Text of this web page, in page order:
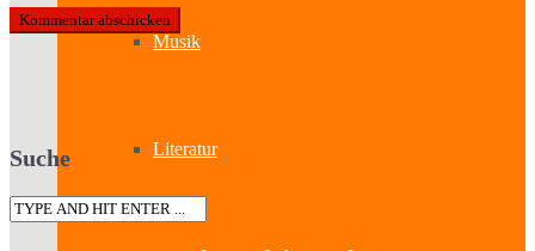
Musik
Literatur
Suche